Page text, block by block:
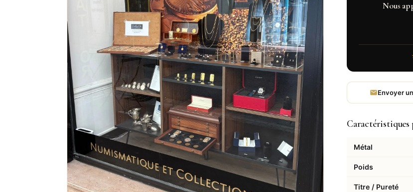
Nous
Envoyer
Caractéristiques
Métal
Poids
Titre / Pureté